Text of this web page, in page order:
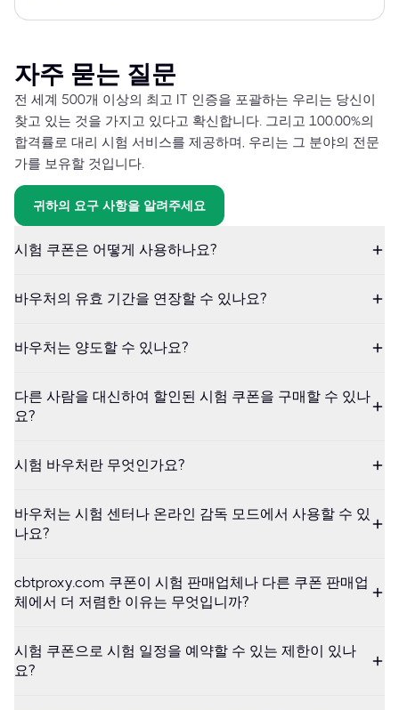
자주 묻는 질문
전 세계 500개 이상의 최고 IT 인증을 포괄하는 우리는 당신이
찾고 있는 것을 가지고 있다고 확신합니다. 그리고 100.00%의
합격률로 대리 시험 서비스를 제공하며, 우리는 그 분야의 전문
가를 보유할 것입니다.
귀하의 요구 사항을 알려주세요
시험 쿠폰은 어떻게 사용하나요?
바우처의 유효 기간을 연장할 수 있나요?
바우처는 양도할 수 있나요?
다른 사람을 대신하여 할인된 시험 쿠폰을 구매할 수 있나
요?
시험 바우처란 무엇인가요?
바우처는 시험 센터나 온라인 감독 모드에서 사용할 수 있
나요?
cbtproxy.com 쿠폰이 시험 판매업체나 다른 쿠폰 판매업
체에서 더 저렴한 이유는 무엇입니까?
시험 쿠폰으로 시험 일정을 예약할 수 있는 제한이 있나
요?